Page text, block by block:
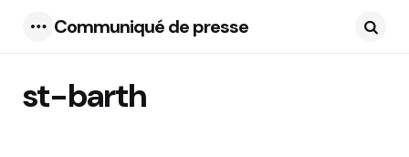
Communiqué de presse
st-barth